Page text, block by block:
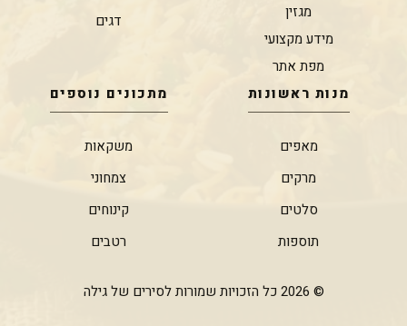
מגזין
מידע מקצועי
מפת אתר
דגים
מנות ראשונות
מאפים
מרקים
סלטים
תוספות
מתכונים נוספים
משקאות
צמחוני
קינוחים
רטבים
© 2026 כל הזכויות שמורות לסירים של גילה